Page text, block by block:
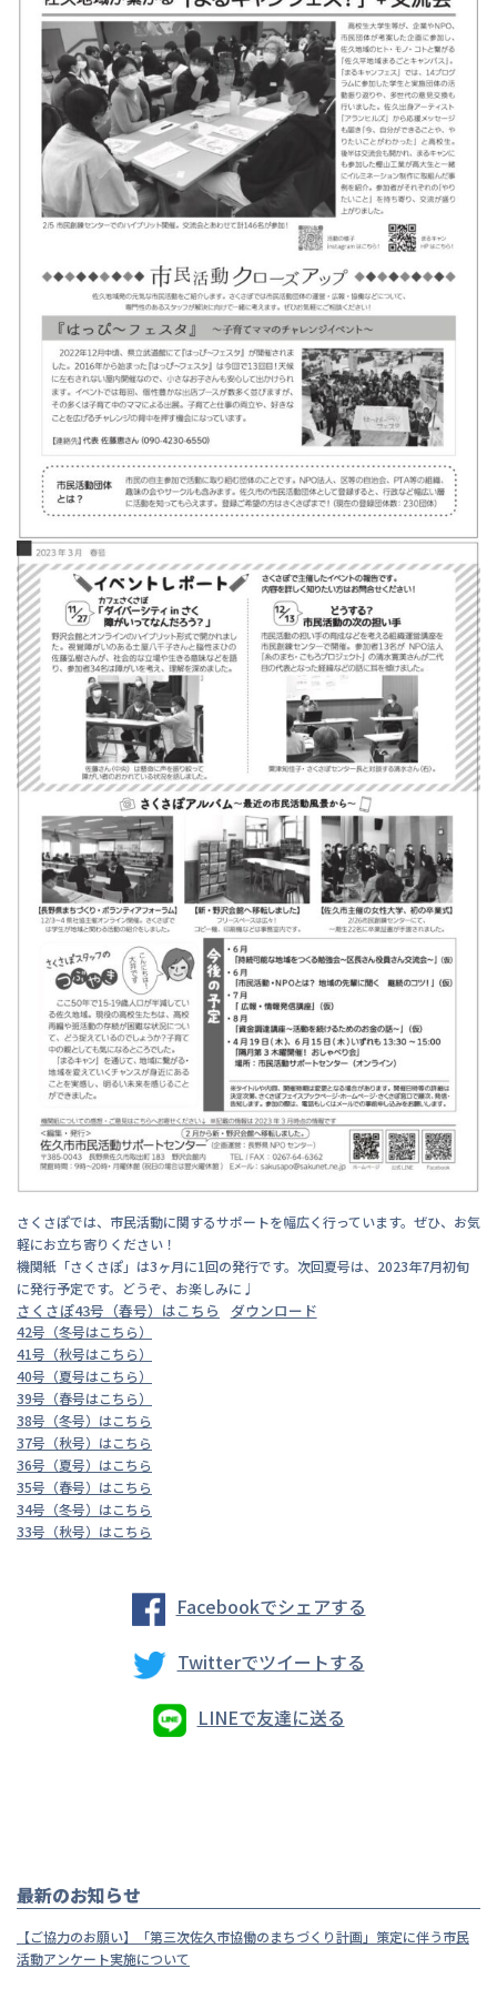
さくさぽでは、市民活動に関するサポートを幅広く行っています。ぜひ、お気
軽にお立ち寄りください！
機関紙「さくさぽ」は3ヶ月に1回の発行です。次回夏号は、2023年7月初旬
に発行予定です。どうぞ、お楽しみに♩
さくさぽ43号（春号）はこちら ダウンロード
42号（冬号はこちら）
41号（秋号はこちら）
40号（夏号はこちら）
39号（春号はこちら）
38号（冬号）はこちら
37号（秋号）はこちら
36号（夏号）はこちら
35号（春号）はこちら
34号（冬号）はこちら
33号（秋号）はこちら
Facebookでシェアする
Twitterでツイートする
LINEで友達に送る
最新のお知らせ
【ご協力のお願い】「第三次佐久市協働のまちづくり計画」策定に伴う市民
活動アンケート実施について